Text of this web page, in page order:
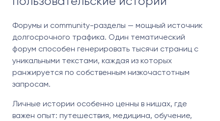
Форумы и community-разделы — мощный источник
долгосрочного трафика. Один тематический
форум способен генерировать тысячи страниц с
уникальными текстами, каждая из которых
ранжируется по собственным низкочастотным
запросам.
Личные истории особенно ценны в нишах, где
важен опыт: путешествия, медицина, обучение,